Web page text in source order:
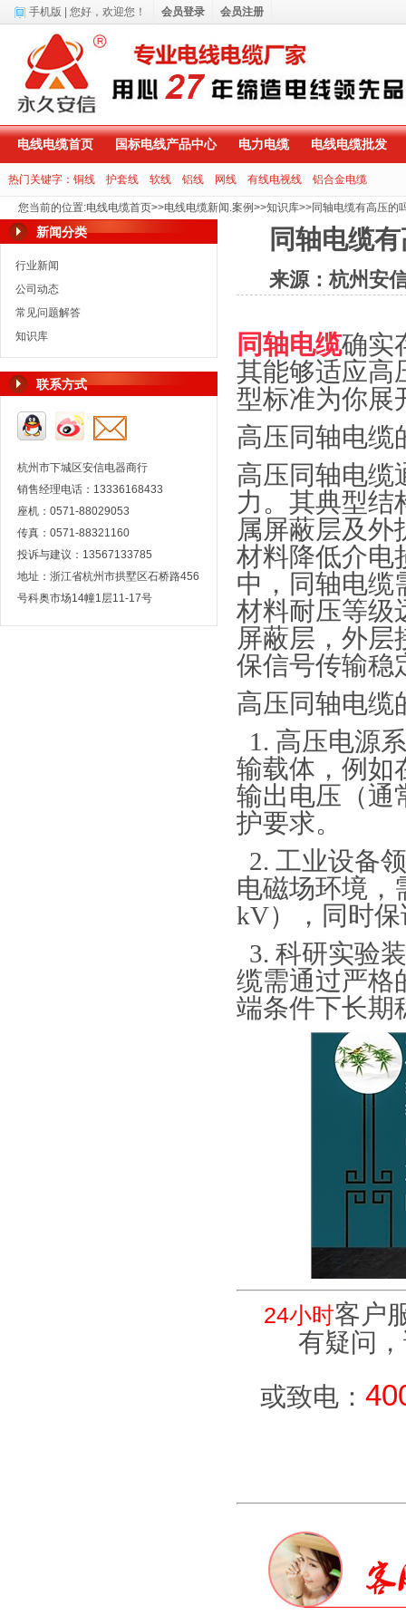
电线电缆首页 国标电线产品中心 电力电缆 电线电缆批发
热门关键字： 铜线 护套线 软线 铝线 网线 有线电视线 铝合金电缆
您当前的位置:电线电缆首页>>电线电缆新闻.案例>>知识库>>同轴电缆有高压的
新闻分类
行业新闻
公司动态
常见问题解答
知识库
联系方式
杭州市下城区安信电器商行
销售经理电话：13336168433
座机：0571-88029053
传真：0571-88321160
投诉与建议：13567133785
地址：浙江省杭州市拱墅区石桥路456
号科奥市场14幢1层11-17号
同轴电缆
来源：杭州安
同轴电缆确实
其能够适应高
型标准为你展
高压同轴电缆
高压同轴电缆
力。其典型结
属屏蔽层及外
材料降低介电
中，同轴电缆
材料耐压等级
屏蔽层，外层
保信号传输稳
高压同轴电缆
1. 高压电源
输载体，例如
输出电压（通
护要求。
2. 工业设备
电磁场环境，
kV），同时
3. 科研实验
缆需通过严格
端条件下长期
24小时客户
有疑问
或致电：
手机版 | 您好， 欢迎您！ 会员登录 会员注册